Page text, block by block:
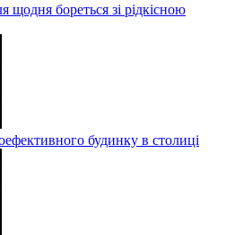
щодня бореться зі рідкісною
будинку в столиці